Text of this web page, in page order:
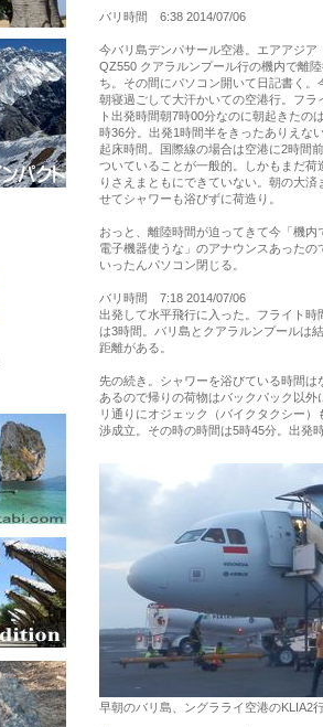
バリ時間 6:38 2014/07/06
今バリ島デンパサール空港。エアアジア
QZ550 クアラルンプール行の機内で離
ち。その間にパソコン開いて日記書く。
朝寝過ごして大汗かいての空港行。フラ
ト出発時間朝7時00分なのに朝起きたの
時36分。出発1時間半をきったありえな
起床時間。国際線の場合は空港に2時間
ついていることが一般的。しかもまだ荷
りさえまともにできていない。朝の大済
せてシャワーも浴びずに荷造り。
おっと、離陸時間が迫ってきて今「機内
電子機器使うな」のアナウンスあったの
いったんパソコン閉じる。
バリ時間 7:18 2014/07/06
出発して水平飛行に入った。フライト時
は3時間。バリ島とクアラルンプールは
距離がある。
先の続き。シャワーを浴びている時間
あるので帰りの荷物はバックパック以
リ通りにオジェック（バイクタクシー
渉成立。その時の時間は5時45分。出発
早朝のバリ島、ングラライ空港のKLIA2